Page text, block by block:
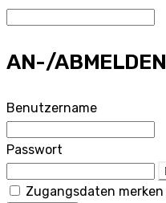
AN-/ABMELDEN
Benutzername
Passwort
Zugangsdaten merken